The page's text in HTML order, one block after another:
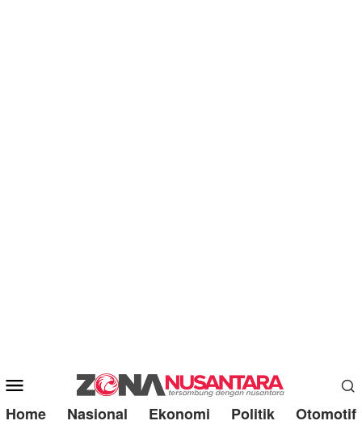
Mobile
Menu
Home Nasional Ekonomi Politik Otomotif